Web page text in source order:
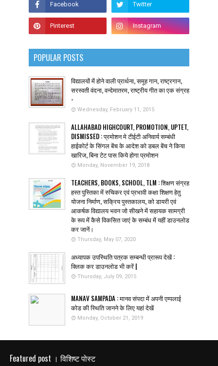
POPULAR POSTS
विद्यालयों में होने वाली प्रार्थना, समूह गान, राष्ट्रगान,
सरस्वती वंदना, वन्देमातरम, राष्ट्रीय गीत का एक संग्रह
-
Wednesday, February 11, 2015
ALLAHABAD HIGHCOURT, PROMOTION, UPTET,
DISMISSED : प्रमोशन मे टीईटी अनिवार्य सम्बंधी
हाईकोर्ट के सिंगल बेंच के आदेश को डबल बेंच ने किया
खारिज, बिना टेट पास किये होगा प्रमोशन
Monday, November 19, 2018
TEACHERS, BOOKS, SCHOOL, TLM : शिक्षण संग्रह
हस्त पुस्तिका में रुचिकर एवं प्रभावी कक्षा शिक्षण हेतु
योजना निर्माण, सक्रिय पुस्तकालय, को डायरी एवं
आकर्षक विद्यालय भवन जो सीखने में सहायक सामग्री
के रूप में कैसे विकसित जाएं के सम्बंध में यहीं डाउनलोड
कर जानें।
Thursday, May 07, 2020
अध्यापक उपस्थिति पत्रक सम्बन्धी प्रारूप देखें :
क्लिक कर डाउनलोड भी करें |
Thursday, July 09, 2015
MANAV SAMPADA : मानव संपदा में अपनी एम्पलाई
कोड की स्थिति जानने के लिए यहां देखें
Monday, October 21, 2019
Featured post । विशिष्ट पोस्ट